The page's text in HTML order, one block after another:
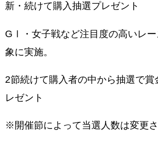
新・続けて購入抽選プレゼント
GⅠ・女子戦など注目度の高いレ
象に実施。
2節続けて購入者の中から抽選で
レゼント
※開催節によって当選人数は変更さ